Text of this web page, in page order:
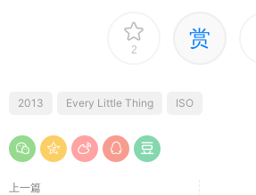
2 赏
2013 Every Little Thing ISO
上一篇